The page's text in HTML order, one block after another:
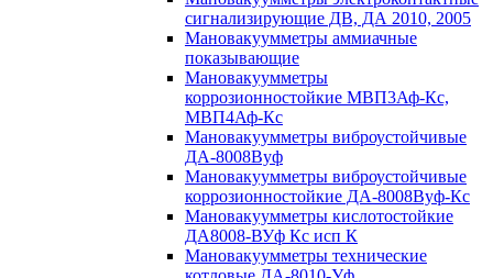
сигнализирующие ДВ, ДА 2010, 2005
Мановакуумметры аммиачные
показывающие
Мановакуумметры
коррозионностойкие МВП3Аф-Кс,
МВП4Аф-Кс
Мановакуумметры виброустойчивые
ДА-8008Вуф
Мановакуумметры виброустойчивые
коррозионностойкие ДА-8008Вуф-Кс
Мановакуумметры кислотостойкие
ДА8008-ВУф Кс исп К
Мановакуумметры технические